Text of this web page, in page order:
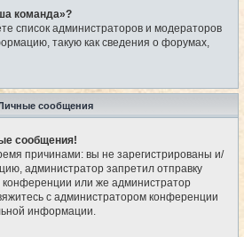
команда»?
список администраторов и модераторов
такую как сведения о форумах,
сообщения
сообщения!
причинами: вы не зарегистрированы и/
администратор запретил отправку
или же администратор
с администратором конференции
информации.